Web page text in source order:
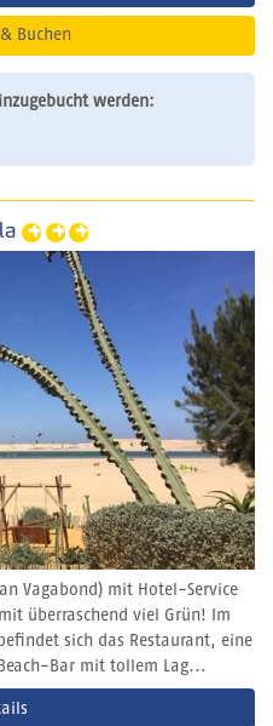
Buchen
werden:
Vagabond) mit Hotel-Service
überraschend viel Grün! Im
sich das Restaurant, eine
Bar mit tollem Lag...